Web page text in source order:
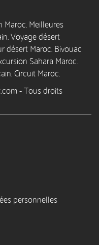
Maroc. Meilleures
Voyage désert
désert Maroc. Bivouac
Sahara Maroc.
Circuit Maroc.
- Tous droits
personnelles